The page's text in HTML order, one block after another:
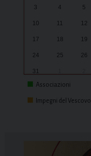
3 4 5
10 11 12
17 18 19
24 25 26
31
Associazioni
Impegni del Vescovo